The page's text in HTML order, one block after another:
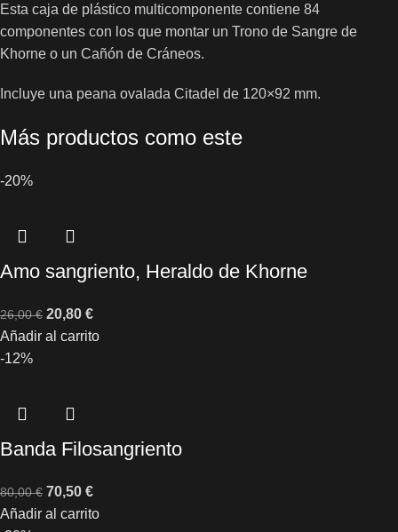
Esta caja de plástico multicomponente contiene 84
componentes con los que montar un Trono de Sangre de
Khorne o un Cañón de Cráneos.
Incluye una peana ovalada Citadel de 120×92 mm.
Más productos como este
-20%
Amo sangriento, Heraldo de Khorne
26,00€ 20,80 €
Añadir al carrito
-12%
Banda Filosangriento
80,00€ 70,50 €
Añadir al carrito